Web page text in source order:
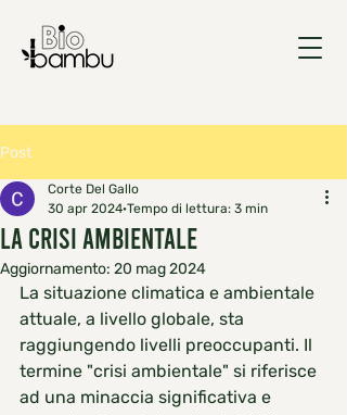
Post
La crisi ambientale
Corte Del Gallo
30 apr 2024 Tempo di lettura: 3 min
Aggiornamento: 20 mag 2024
La situazione climatica e ambientale
attuale, a livello globale, sta
raggiungendo livelli preoccupanti. Il
termine "crisi ambientale" si riferisce
ad una minaccia significativa e